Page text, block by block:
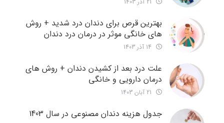
بهترین قرص برای دندان درد شدید + روش
های خانگی موثر در درمان درد دندان
علت درد بعد از کشیدن دندان + روش های
درمان دارویی و خانگی
جدول هزینه دندان مصنوعی در سال 1403